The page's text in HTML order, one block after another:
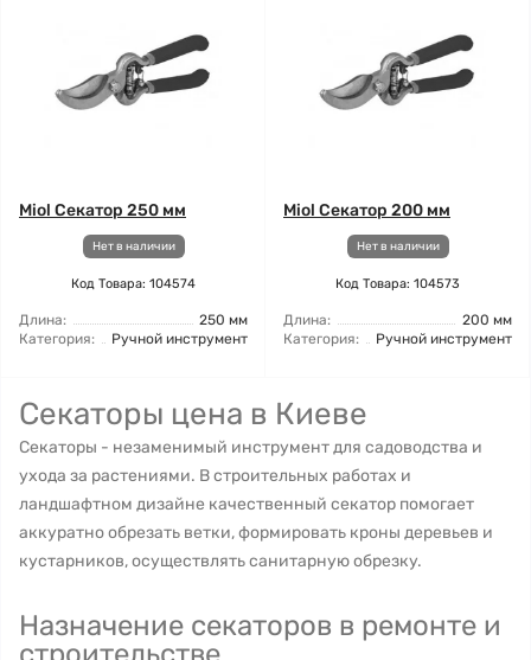
Miol Секатор 250 мм
Нет в наличии
Код Товара: 104574
Длина:
250 мм
Категория:
Ручной инструмент
Miol Секатор 200 мм
Нет в наличии
Код Товара: 104573
Длина:
200 мм
Категория:
Ручной инструмент
Секаторы цена в Киеве
Секаторы - незаменимый инструмент для садоводства и
ухода за растениями. В строительных работах и
ландшафтном дизайне качественный секатор помогает
аккуратно обрезать ветки, формировать кроны деревьев и
кустарников, осуществлять санитарную обрезку.
Назначение секаторов в ремонте и